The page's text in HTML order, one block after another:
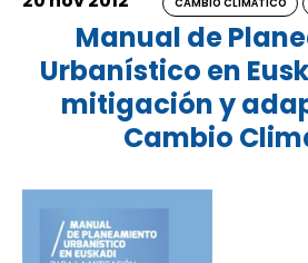
Manual de
Urbanístico en
mitigación y
Cambio